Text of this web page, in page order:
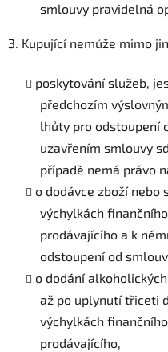
smlouvy pravidelná
3. Kupující nemůže mimo
poskytování služeb,
předchozím
lhůty pro odstoupení
uzavřením smlouvy
případě nemá právo
o dodávce zboží nebo
výchylkách
prodávajícího a k
odstoupení od
o dodání
až po uplynutí třiceti
výchylkách
prodávajícího,